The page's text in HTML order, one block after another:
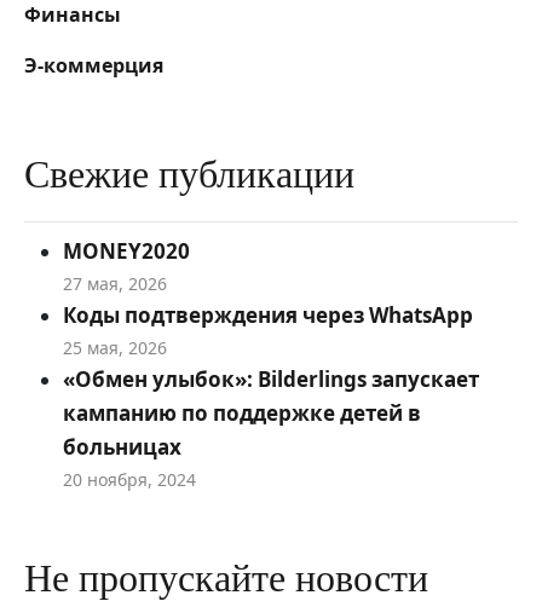
Финансы
Э-коммерция
Свежие публикации
MONEY2020
27 мая, 2026
Коды подтверждения через WhatsApp
25 мая, 2026
«Обмен улыбок»: Bilderlings запускает
кампанию по поддержке детей в
больницах
20 ноября, 2024
Не пропускайте новости